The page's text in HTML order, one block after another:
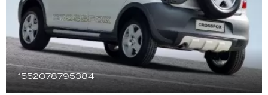
1552078795384
Seguinos